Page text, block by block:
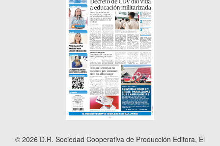
© 2026 D.R. Sociedad Cooperativa de Producción Editora, El